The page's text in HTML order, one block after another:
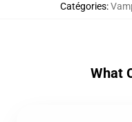
Catégories:
What